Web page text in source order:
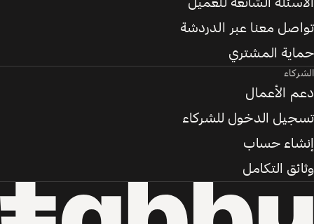
الأسئلة الشائعة للعميل
تواصل معنا عبر الدردشة
حماية المشتري
الشركاء
دعم الأعمال
تسجيل الدخول للشركاء
إنشاء حساب
وثائق التكامل